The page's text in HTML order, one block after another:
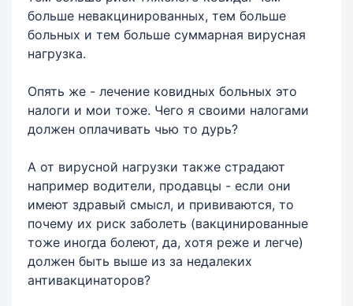
больше невакцинированных, тем больше
больных и тем больше суммарная вирусная
нагрузка.
Опять же - лечение ковидных больных это
налоги и мои тоже. Чего я своими налогами
должен оплачивать чью то дурь?
А от вирусной нагрузки также страдают
например водители, продавцы - если они
имеют здравый смысл, и прививаются, то
почему их риск заболеть (вакцинированные
тоже иногда болеют, да, хотя реже и легче)
должен быть выше из за недалеких
антивакцинаторов?